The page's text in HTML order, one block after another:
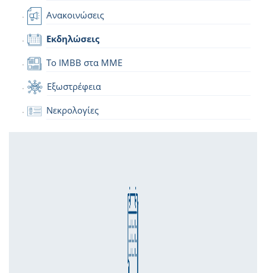
Ανακοινώσεις
Εκδηλώσεις
Το IMBB στα ΜΜΕ
Εξωστρέφεια
Νεκρολογίες